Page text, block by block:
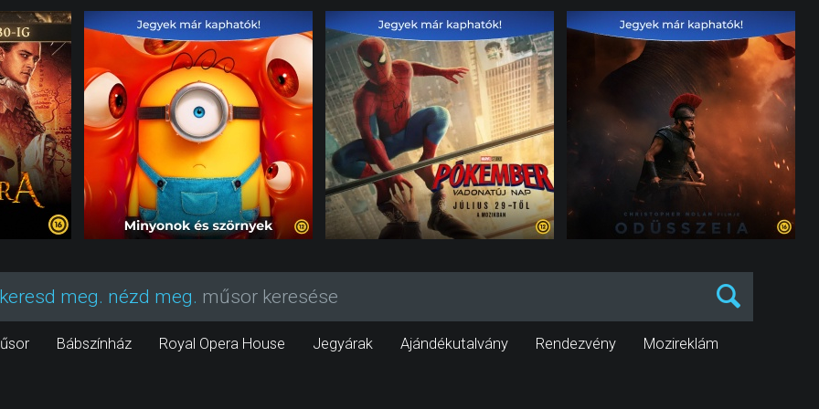
keresd meg. nézd meg. műsor keresése
Bábszínház Royal Opera House Jegyárak Ajándékutalvány Rendezvény Mozireklám